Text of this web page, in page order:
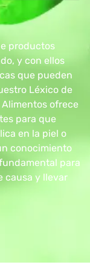
productos
y con ellos
que pueden
Léxico de
ofrece
para que
en la piel o
conocimiento
para
causa y llevar